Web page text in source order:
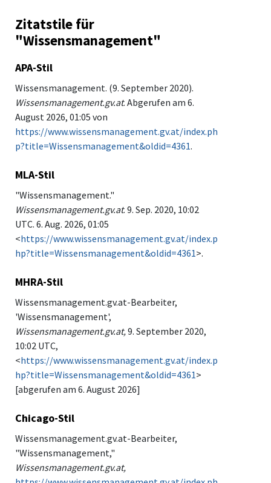
Zitatstile für
"Wissensmanagement"
APA-Stil
Wissensmanagement. (9. September 2020).
Wissensmanagement.gv.at. Abgerufen am 6.
August 2026, 01:05 von
https://www.wissensmanagement.gv.at/index.ph
p?title=Wissensmanagement&oldid=4361.
MLA-Stil
"Wissensmanagement."
Wissensmanagement.gv.at. 9. Sep. 2020, 10:02
UTC. 6. Aug. 2026, 01:05
<https://www.wissensmanagement.gv.at/index.p
hp?title=Wissensmanagement&oldid=4361>.
MHRA-Stil
Wissensmanagement.gv.at-Bearbeiter,
'Wissensmanagement',
Wissensmanagement.gv.at,9. September 2020,
10:02 UTC,
<https://www.wissensmanagement.gv.at/index.p
hp?title=Wissensmanagement&oldid=4361>
[abgerufen am 6. August 2026]
Chicago-Stil
Wissensmanagement.gv.at-Bearbeiter,
"Wissensmanagement,"
Wissensmanagement.gv.at,